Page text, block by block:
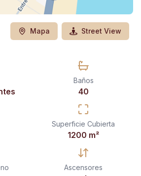
Mapa Street View
Baños
40
Superficie Cubierta
1200 m²
Ascensores